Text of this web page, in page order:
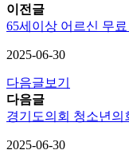
이전글
65세이상 어르신 무
2025-06-30
다음글보기
다음글
경기도의회 청소년의
2025-06-30